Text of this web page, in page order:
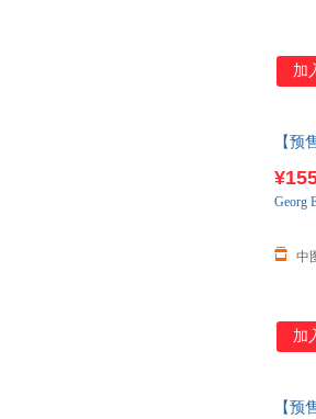
加
【预
中
Georg
加
【预